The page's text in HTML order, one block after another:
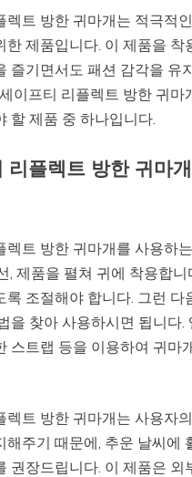
렉트 방한 귀마개는 적극적
한 제품입니다. 이 제품을 착
즐기면서도 패션 감각을 유
이프티 리플렉트 방한 귀마
할 제품 중 하나입니다.
리플렉트 방한 귀마
렉트 방한 귀마개를 사용하
, 제품을 펼쳐 귀에 착용합니
록 조절해야 합니다. 그런 다
을 찾아 사용하시면 됩니다.
스트랩 등을 이용하여 귀마
렉트 방한 귀마개는 사용자
해주기 때문에, 추운 날씨에
권장드립니다. 이 제품은 외